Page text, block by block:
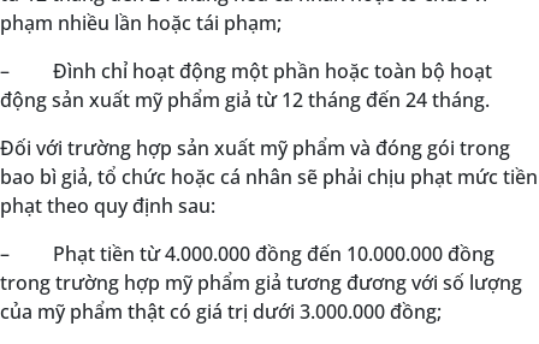
phạm nhiều lần hoặc tái phạm;
–
Đình chỉ hoạt động một phần hoặc toàn bộ hoạt
động sản xuất mỹ phẩm giả từ 12 tháng đến 24 tháng.
Đối với trường hợp sản xuất mỹ phẩm và đóng gói trong
bao bì giả, tổ chức hoặc cá nhân sẽ phải chịu phạt mức tiền
phạt theo quy định sau:
–
Phạt tiền từ 4.000.000 đồng đến 10.000.000 đồng
trong trường hợp mỹ phẩm giả tương đương với số lượng
của mỹ phẩm thật có giá trị dưới 3.000.000 đồng;